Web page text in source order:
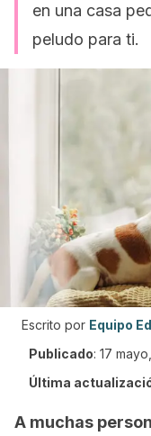
en una casa
peludo para ti.
Escrito por Equipo
Publicado: 17
Última
A muchas